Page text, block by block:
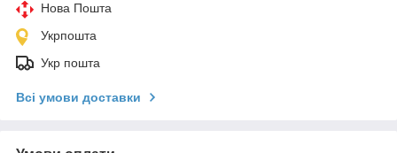
Нова Пошта
Укрпошта
Укр пошта
Всі умови доставки